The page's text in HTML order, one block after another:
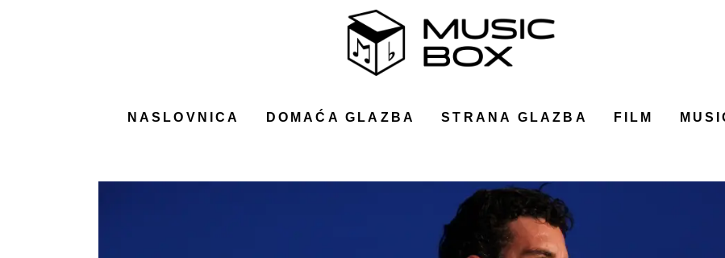
NASLOVNICA DOMAĆA GLAZBA STRANA GLAZBA FILM